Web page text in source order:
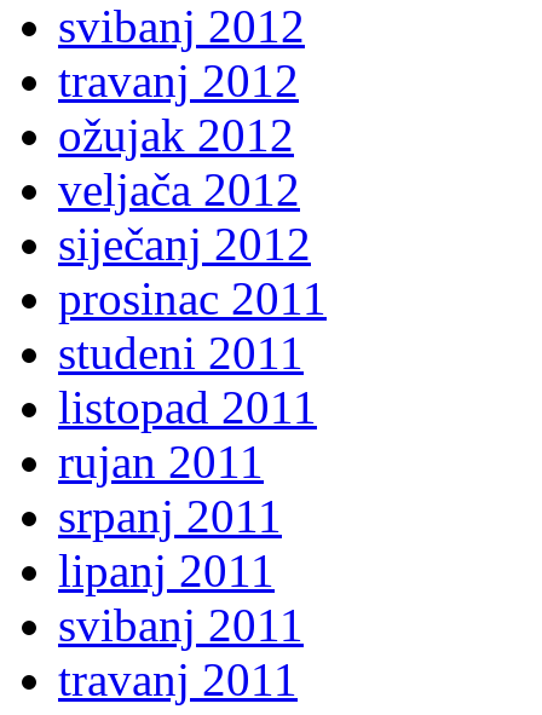
svibanj 2012
travanj 2012
ožujak 2012
veljača 2012
siječanj 2012
prosinac 2011
studeni 2011
listopad 2011
rujan 2011
srpanj 2011
lipanj 2011
svibanj 2011
travanj 2011